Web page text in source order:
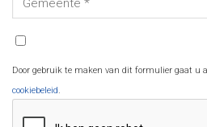
Door gebruik te maken van dit formulier gaat u
cookiebeleid.